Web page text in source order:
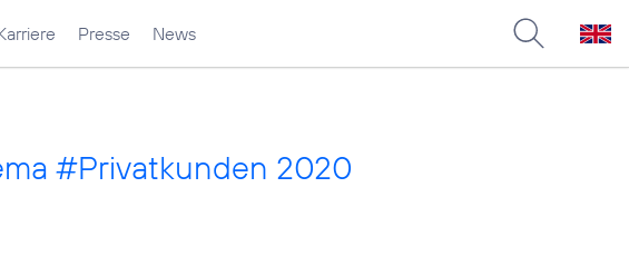
Presse News
#Privatkunden 2020